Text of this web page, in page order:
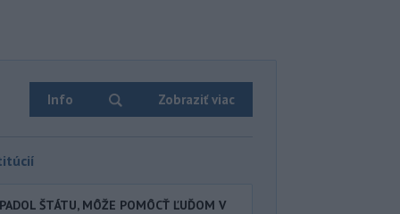
Info Zobraziť viac
ŠTÁTU, MÔŽE POMÔCŤ ĽUĎOM V